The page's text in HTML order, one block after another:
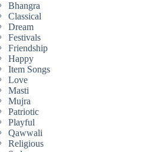
Bhangra
Classical
Dream
Festivals
Friendship
Happy
Item Songs
Love
Masti
Mujra
Patriotic
Playful
Qawwali
Religious